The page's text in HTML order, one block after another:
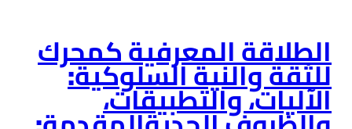
كمحرك
السلوكية: